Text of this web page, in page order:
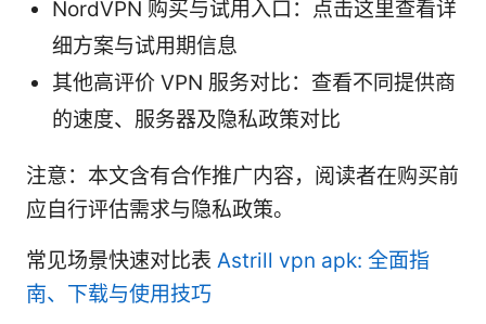
NordVPN 购买与试用入口：点击这里查看详
细方案与试用期信息
其他高评价 VPN 服务对比：查看不同提供商
的速度、服务器及隐私政策对比
注意：本文含有合作推广内容，阅读者在购买前
应自行评估需求与隐私政策。
常见场景快速对比表 Astrill vpn apk: 全面指
南、下载与使用技巧